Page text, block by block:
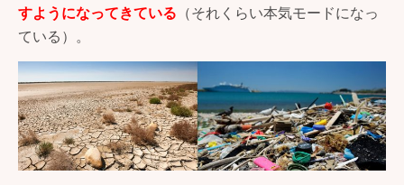
すようになってきている （それくらい本気モードになっ
ている）。